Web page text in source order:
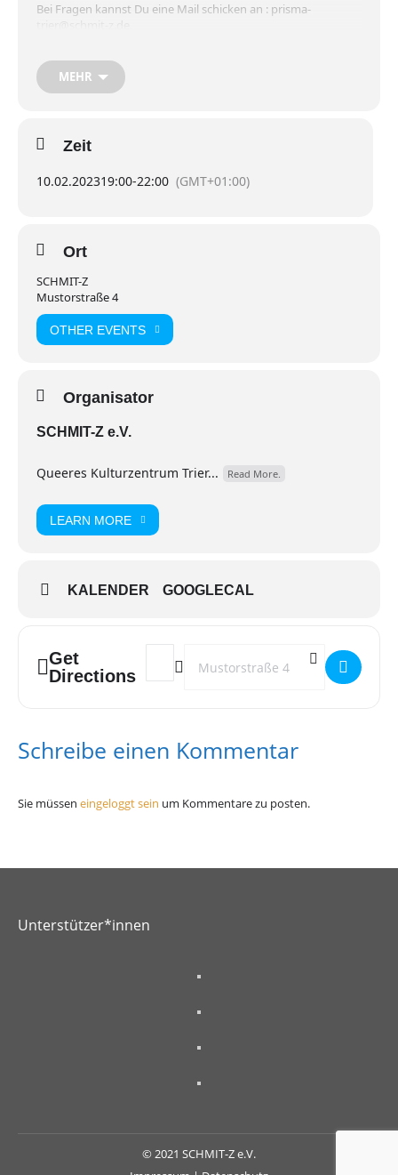
Bei Fragen kannst Du eine Mail schicken an : prisma-
***
going to meet at our centre’s group room (Mustorstr. 4, 1st
MEHR
Zeit
10.02.202319:00-22:00 (GMT+01:00)
Ort
SCHMIT-Z
Mustorstraße 4
OTHER EVENTS
Organisator
SCHMIT-Z e.V.
Queeres Kulturzentrum Trier... Read More.
LEARN MORE
KALENDER GOOGLECAL
Get
Directions
Address - PRISMA Gruppentreffen []
Destination Address - PRISMA
Schreibe einen Kommentar
Sie müssen eingeloggt sein um Kommentare zu posten.
Unterstützer*innen
© 2021 SCHMIT-Z e.V.